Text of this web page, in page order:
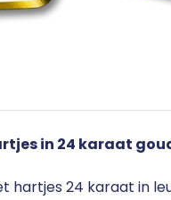
in 24 karaat
hartjes 24 karaat in